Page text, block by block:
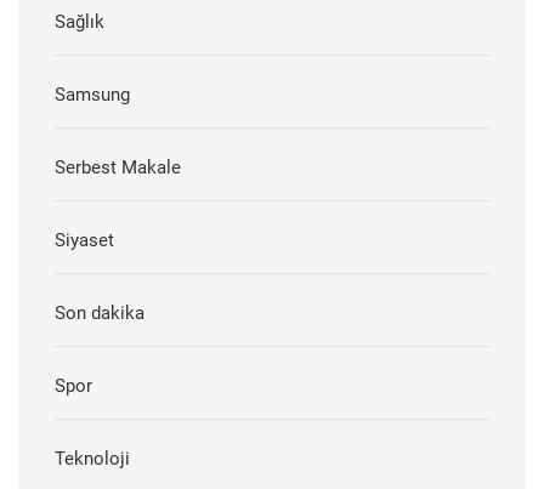
Sağlık
Samsung
Serbest Makale
Siyaset
Son dakika
Spor
Teknoloji